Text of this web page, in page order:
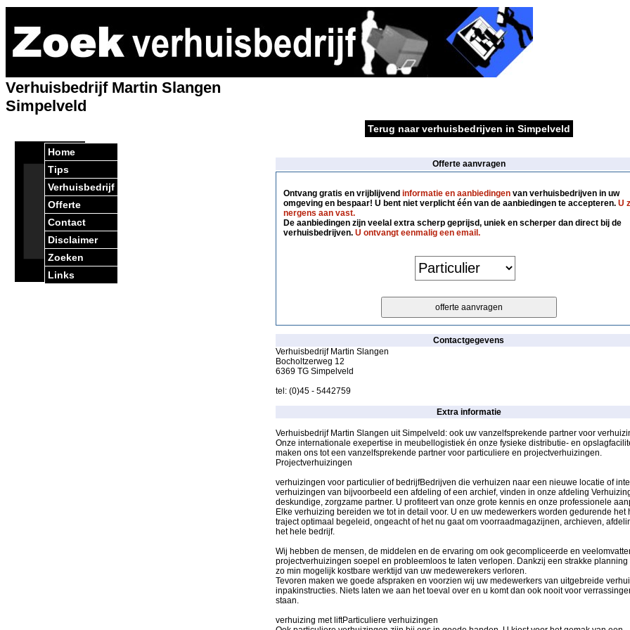
Home
Tips
Verhuisbedrijf
Offerte
Contact
Disclaimer
Zoeken
Links
Verhuisbedrijf Martin Slangen
Simpelveld
Terug naar verhuisbedrijven in Simpelveld
Offerte aanvragen
Ontvang gratis en vrijblijvend informatie en aanbiedingenvan verhuisbedrijven in uw
omgeving en bespaar! U bent niet verplicht één van de aanbiedingen te accepteren. U
nergens aan vast.
De aanbiedingen zijn veelal extra scherp geprijsd, uniek en scherper dan direct bij de
verhuisbedrijven. U ontvangt eenmalig een email.
Contactgegevens
Verhuisbedrijf Martin Slangen
Bocholtzerweg 12
6369 TG Simpelveld
tel: (0)45 - 5442759
Extra informatie
Verhuisbedrijf Martin Slangen uit Simpelveld: ook uw vanzelfsprekende partner voor
Onze internationale exepertise in meubellogistiek én onze fysieke distributie- en
maken ons tot een vanzelfsprekende partner voor particuliere en projectverhuizingen.
Projectverhuizingen
verhuizingen voor particulier of bedrijfBedrijven die verhuizen naar een nieuwe locatie of
verhuizingen van bijvoorbeeld een afdeling of een archief, vinden in onze afdeling
deskundige, zorgzame partner. U profiteert van onze grote kennis en onze professionele
Elke verhuizing bereiden we tot in detail voor. U en uw medewerkers worden gedurende het
traject optimaal begeleid, ongeacht of het nu gaat om voorraadmagazijnen, archieven,
het hele bedrijf.
Wij hebben de mensen, de middelen en de ervaring om ook gecompliceerde en
projectverhuizingen soepel en probleemloos te laten verlopen. Dankzij een strakke planning
zo min mogelijk kostbare werktijd van uw medewerekers verloren.
Tevoren maken we goede afspraken en voorzien wij uw medewerkers van uitgebreide
inpakinstructies. Niets laten we aan het toeval over en u komt dan ook nooit voor
staan.
verhuizing met liftParticuliere verhuizingen